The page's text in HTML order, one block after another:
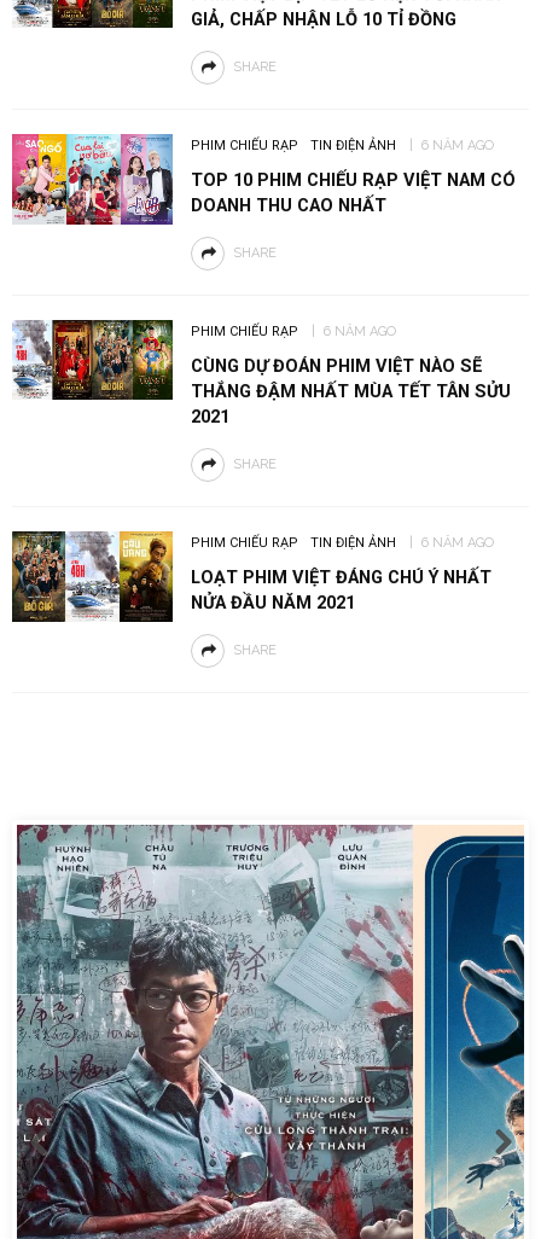
GIẢ, CHẤP NHẬN LỖ 10 TỈ ĐỒNG
SHARE
PHIM CHIẾU RẠP TIN ĐIỆN ẢNH 6 NĂM AGO
TOP 10 PHIM CHIẾU RẠP VIỆT NAM CÓ
DOANH THU CAO NHẤT
SHARE
PHIM CHIẾU RẠP 6 NĂM AGO
CÙNG DỰ ĐOÁN PHIM VIỆT NÀO SẼ
THẮNG ĐẬM NHẤT MÙA TẾT TÂN SỬU
2021
SHARE
PHIM CHIẾU RẠP TIN ĐIỆN ẢNH 6 NĂM AGO
LOẠT PHIM VIỆT ĐÁNG CHÚ Ý NHẤT
NỬA ĐẦU NĂM 2021
SHARE